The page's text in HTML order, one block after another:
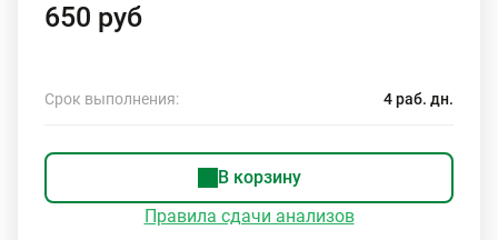
650 руб
Срок выполнения: 4 раб. дн.
В корзину
Правила сдачи анализов